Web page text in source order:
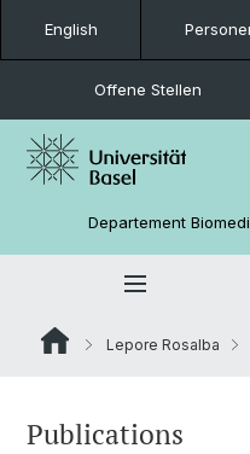
English
Offene Stellen
Departement
Lepore Rosalba
Publications